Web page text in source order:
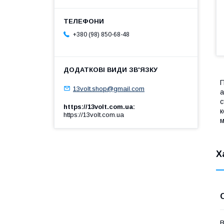
+380 (98) 850-68-48
13volt.shop@gmail.com
https://13volt.com.ua
https://13volt.com.ua